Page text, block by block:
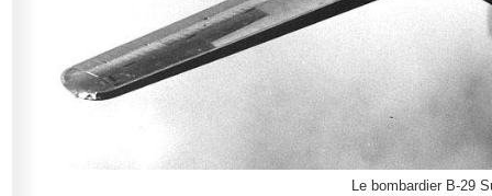
Le bombardier B-29